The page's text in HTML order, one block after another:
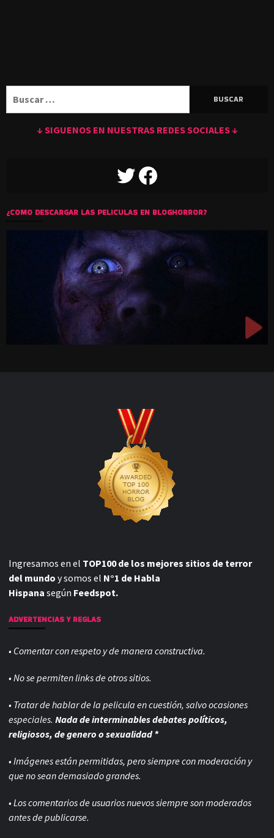
↓ SIGUENOS EN NUESTRAS REDES SOCIALES ↓
TWITTERFACEBOOK
¿COMO DESCARGAR LAS PELICULAS EN BLOGHORROR?
Ingresamos en el TOP100 de los mejores sitios de terror
del mundo y somos el N°1 de Habla
Hispana según Feedspot.
ADVERTENCIAS Y REGLAS
• Comentar con respeto y de manera constructiva.
• No se permiten links de otros sitios.
• Tratar de hablar de la pelicula en cuestión, salvo ocasiones
especiales. Nada de interminables debates políticos,
religiosos, de genero o sexualidad *
• Imágenes están permitidas, pero siempre conmoderación y
que no sean demasiado grandes.
• Los comentarios de usuarios nuevos siempre son moderados
antes de publicarse.